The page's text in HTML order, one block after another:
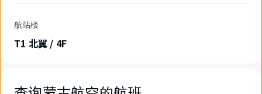
航站楼
T1 北翼 / 4F